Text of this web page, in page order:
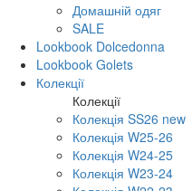
Домашній одяг
SALE
Lookbook Dolcedonna
Lookbook Golets
Колекції
Колекції
Колекція SS26 new
Колекція W25-26
Колекція W24-25
Колекція W23-24